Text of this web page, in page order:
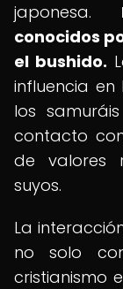
japonesa.
conocidos
el bushido.
influencia
los
contacto
de valores
suyos.
La
no solo
cristianismo